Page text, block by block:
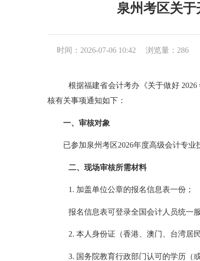
泉州考区关
时间：2026-07-06 10:42 浏览量： 286
根据福建省会计考办《关于做好 2026
核有关事项通知如下：
一、审核对象
已参加泉州考区2026年度高级会计专业
二、现场审核所需材料
1. 加盖单位公章的报名信息表一份；
报名信息表可登录全国会计人员统一
2. 本人身份证（香港、澳门、台湾居
3. 国务院教育行政部门认可的学历（